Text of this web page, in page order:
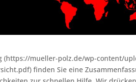
(https://mueller-polz.de/wp-content/
finden Sie eine